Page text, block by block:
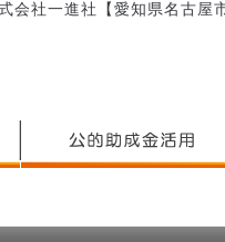
会社一進社【愛知県名古屋